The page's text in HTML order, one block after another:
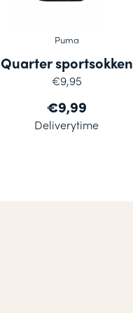
Puma
Quarter sportsokken
€9,95
€9,99
Deliverytime